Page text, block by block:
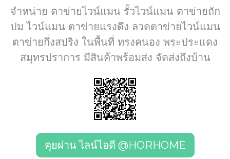
จำหน่าย ตาข่ายไวน์แมน รั้วไวน์แมน ตาข่ายถัก
ปม ไวน์แมน ตาข่ายแรงดึง ลวดตาข่ายไวน์แมน
ตาข่ายกึ่งสปริง ในพื้นที่ ทรงคนอง พระประแดง
สมุทรปราการ มีสินค้าพร้อมส่ง จัดส่งถึงบ้าน
คุยผ่าน ไลน์ไอดี @HORHOME